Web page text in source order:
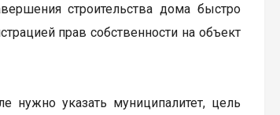
строительства дома быстро
прав собственности на объект
нужно указать муниципалитет, цель